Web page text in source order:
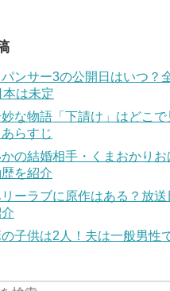
ンサー3の公開日はいつ？
は未定
な物語「下請け」はどこで
らすじ
の結婚相手・くまおかり
を紹介
リーラブに原作はある？放
子供は2人！夫は一般男性